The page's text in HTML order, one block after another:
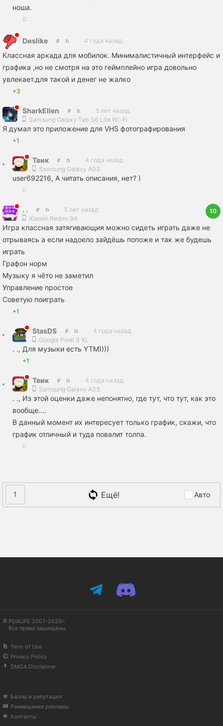
ноша.
0
Dиslike 4 года назад
Классная аркада для мобилок. Минималистичный интерфейс и
графика ,но не смотря на это геймплейно игра довольно
увлекает.для такой и денег не жалко
+3
SharkEllen
5 лет назад
Samsung Galaxy Tab S6 Lite Wi-Fi
Я думал это приложение для VHS фотографирования
+1
Твик
4 года назад
Samsung Galaxy A03
user692216, А читать описания, нет? )
0
. .
5 лет назад
Xiaomi Redmi 9A
10
Игра классная затягивающия можно сидеть играть даже не
отрываясь а если надоело зайдёшь попоже и так же будешь
играть
Графон норм
Музыку я чёто не заметил
Управление простое
Советую поиграть
+1
StasDS
4 года назад
Google Pixel 3 XL
. ., Для музыки есть YTM))))
+1
Твик
4 года назад
Samsung Galaxy A03
. ., Из этой оценки даже непонятно, где тут, что тут, как это
вообще....
В данный момент их интересует только график, скажи, что
график отличный и туда повалит толпа.
0
1 Ещё! Авто
PDALIFE 2007-2026г.
Все права защищены.
Term of Use
Privacy Policy
DMCA Disclaimer
Баллы и репутация
Размещение рекламы
Контакты